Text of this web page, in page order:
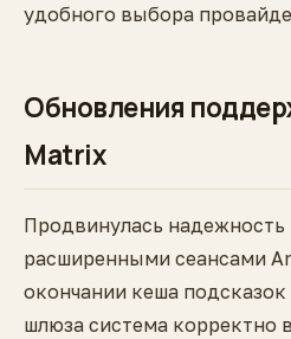
удобного выбора
Обновления
Matrix
Продвинулась надежность
расширенными сеансами
окончании кеша подсказок
шлюза система корректно